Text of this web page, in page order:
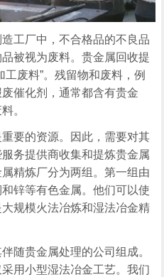
工厂中，不合格品的不良品
被视为废料。贵金属回收提
废料”。残留物和废料，例
催化剂，通常都含有贵金
。
要的资源。因此，需要对其
务提供商收集和提炼贵金属
精炼厂分为两组。第一组由
锌等有色金属。他们可以使
规模火法冶炼和湿法冶金精
随贵金属处理的公司组成。
用小型湿法冶金工艺。我们